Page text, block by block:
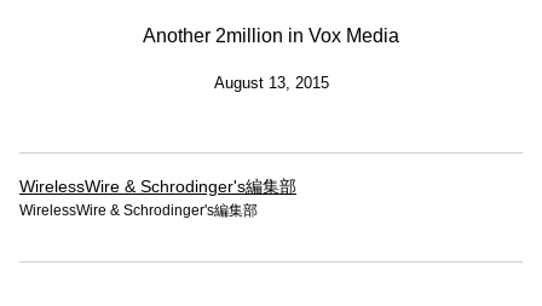
Another 2million in Vox Media
August 13, 2015
WirelessWire & Schrodinger's編集部
WirelessWire & Schrodinger's編集部